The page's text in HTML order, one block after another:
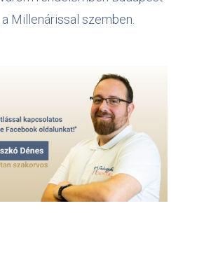
a Millenárissal szemben.